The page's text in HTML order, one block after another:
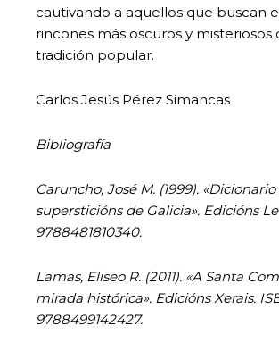
cautivando a aquellos que buscan
rincones más oscuros y misteriosos
tradición popular.
Carlos Jesús Pérez Simancas
Bibliografía
Caruncho, José M. (1999).
supersticións de Galicia». Edicións
9788481810340.
Lamas, Eliseo R. (2011). «A Santa
mirada histórica». Edicións Xerais.
9788499142427.